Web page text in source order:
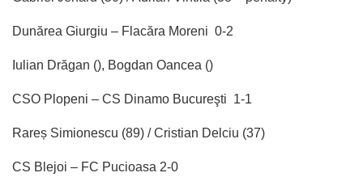
Dunărea Giurgiu – Flacăra Moreni 0-2
Iulian Drăgan (), Bogdan Oancea ()
CSO Plopeni – CS Dinamo Bucureşti 1-1
Rareș Simionescu (89) / Cristian Delciu (37)
CS Blejoi – FC Pucioasa 2-0